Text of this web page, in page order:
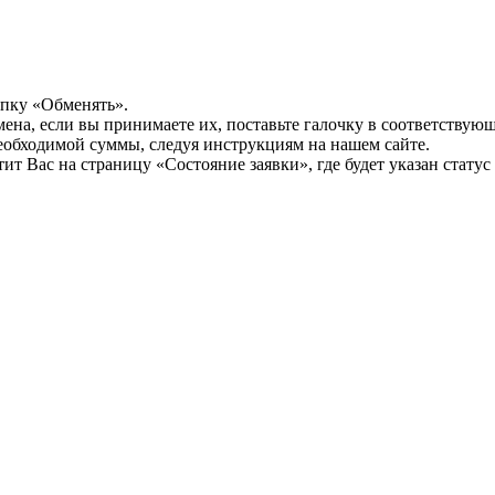
«Обменять».
если вы принимаете их, поставьте галочку в
суммы, следуя инструкциям на нашем сайте.
Вас на страницу «Состояние заявки», где будет указан